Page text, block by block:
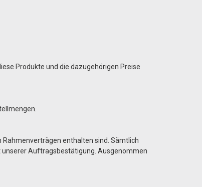
Produkte und die dazugehörigen Preise
Rahmenverträgen enthalten sind. Sämtlich
Auftragsbestätigung. Ausgenommen